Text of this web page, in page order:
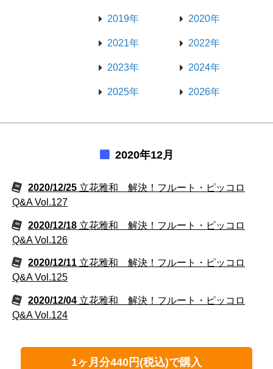
2019年 2020年
2021年 2022年
2023年 2024年
2025年 2026年
2020年12月
2020/12/25 立花雅和 解決！フルート・ピッコロ
Q&A Vol.127
2020/12/18 立花雅和 解決！フルート・ピッコロ
Q&A Vol.126
2020/12/11 立花雅和 解決！フルート・ピッコロ
Q&A Vol.125
2020/12/04 立花雅和 解決！フルート・ピッコロ
Q&A Vol.124
1ヶ月分440円(税込)で購入